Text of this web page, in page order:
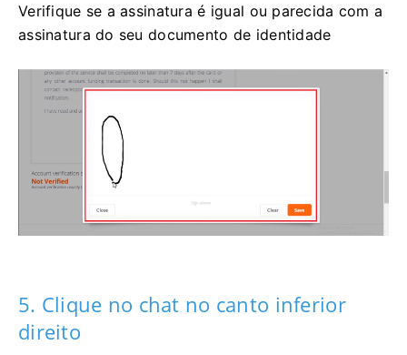
Verifique se a assinatura é igual ou parecida com a
assinatura do seu documento de identidade
5. Clique no chat no canto inferior
direito